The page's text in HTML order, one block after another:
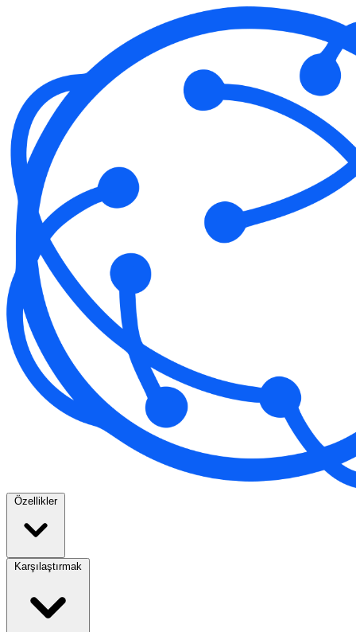
Özellikler
Karşılaştırmak